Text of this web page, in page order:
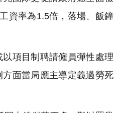
資率為1.5倍，落場、飯鐘
項目制聘請僱員彈性處理
面當局應主導定義過勞死